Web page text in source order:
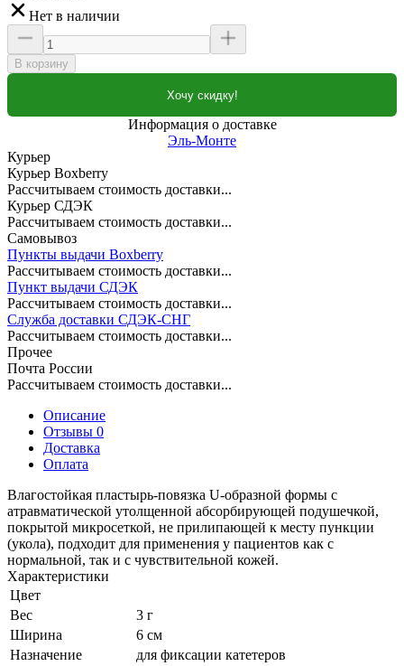
Нет в наличии
В корзину
Хочу скидку!
Информация о доставке
Эль-Монте
Курьер
Курьер Boxberry
Рассчитываем стоимость доставки...
Курьер СДЭК
Рассчитываем стоимость доставки...
Самовывоз
Пункты выдачи Boxberry
Рассчитываем стоимость доставки...
Пункт выдачи СДЭК
Рассчитываем стоимость доставки...
Служба доставки СДЭК-СНГ
Рассчитываем стоимость доставки...
Прочее
Почта России
Рассчитываем стоимость доставки...
Описание
Отзывы 0
Доставка
Оплата
Влагостойкая пластырь-повязка U-образной формы с
атравматической утолщенной абсорбирующей подушечкой,
покрытой микросеткой, не прилипающей к месту пункции
(укола), подходит для применения у пациентов как с
нормальной, так и с чувствительной кожей.
Характеристики
Цвет
Вес
3 г
Ширина
6 см
Назначение
для фиксации катетеров